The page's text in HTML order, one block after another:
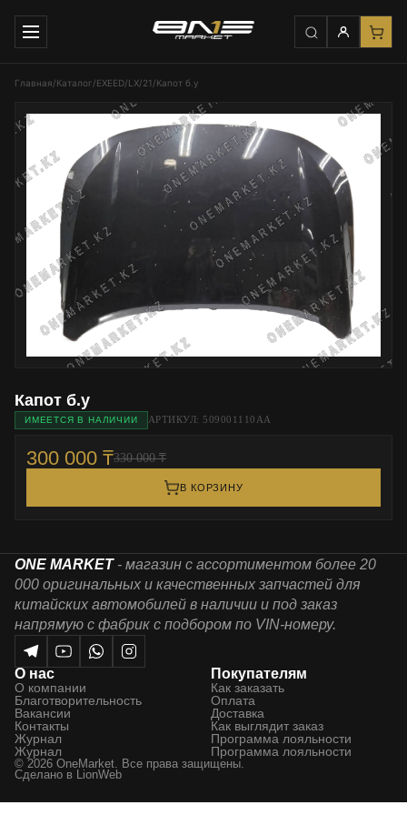
Главная/Каталог/EXEED/LX/21 /Капот б.у
Капот б.у
ИМЕЕТСЯ В НАЛИЧИИ АРТИКУЛ: 509001110AA
300 000 ₸330 000 ₸
В КОРЗИНУ
ONE MARKET - магазин с ассортиментом более 20
000 оригинальных и качественных запчастей для
китайских автомобилей в наличии и под заказ
напрямую с фабрик с подбором по VIN-номеру.
О нас
О компании
Благотворительность
Вакансии
Контакты
Журнал
Журнал
Покупателям
Как заказать
Оплата
Доставка
Как выглядит заказ
Программа лояльности
Программа лояльности
© 2026 OneMarket. Все права защищены.
Сделано в LionWeb